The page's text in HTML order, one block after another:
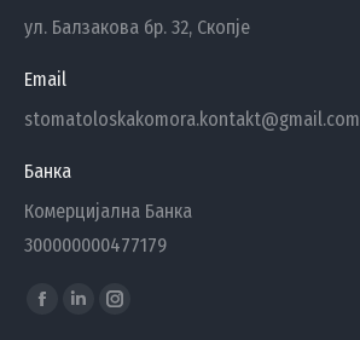
ул. Балзакова бр. 32, Скопје
Email
stomatoloskakomora.kontakt@gmail.com
Банка
Комерцијална Банка
300000000477179
Find us on:
Facebook
LinkedinInstagram